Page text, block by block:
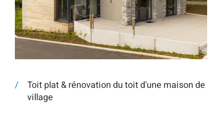
Toit plat & rénovation du toit d'une maison de
village